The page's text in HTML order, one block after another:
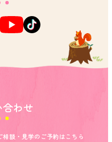
合わせ
談・見学のご予約はこちら